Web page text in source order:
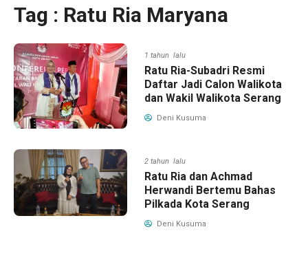
Tag : Ratu Ria Maryana
1 tahun lalu
Ratu Ria-Subadri Resmi
Daftar Jadi Calon Walikota
dan Wakil Walikota Serang
Deni Kusuma
2 tahun lalu
Ratu Ria dan Achmad
Herwandi Bertemu Bahas
Pilkada Kota Serang
Deni Kusuma